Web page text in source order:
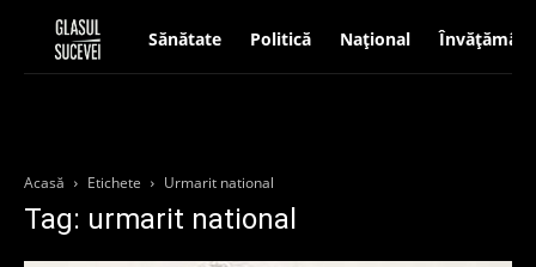
Sănătate Politică Național Învățământ
Acasă Etichete Urmarit national
Tag: urmarit national